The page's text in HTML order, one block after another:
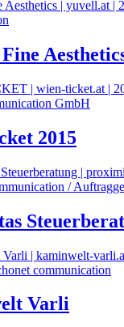
2015
Varli